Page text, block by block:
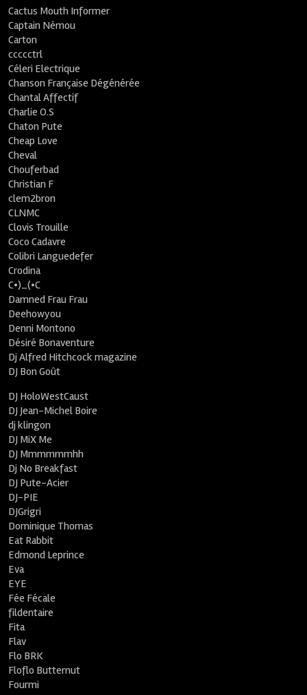
Cactus Mouth Informer
Captain Némou
Carton
ccccctrl
Céleri Electrique
Chanson Française Dégénérée
Chantal Affectif
Charlie O.S
Chaton Pute
Cheap Love
Cheval
Chouferbad
Christian F
clem2bron
CLNMC
Clovis Trouille
Coco Cadavre
Colibri Languedefer
Crodina
C•)_(•C
Damned Frau Frau
Deehowyou
Denni Montono
Désiré Bonaventure
Dj Alfred Hitchcock magazine
DJ Bon Goût
DJ HoloWestCaust
DJ Jean-Michel Boire
dj klingon
DJ MiX Me
DJ Mmmmmmhh
Dj No Breakfast
DJ Pute-Acier
DJ-PIE
DJGrigri
Dominique Thomas
Eat Rabbit
Edmond Leprince
Eva
EYE
Fée Fécale
fildentaire
Fita
Flav
Flo BRK
Floflo Butternut
Fourmi